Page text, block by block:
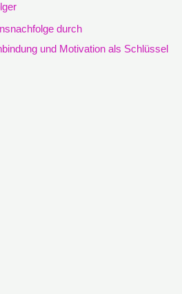
durch
und Motivation als Schlüssel